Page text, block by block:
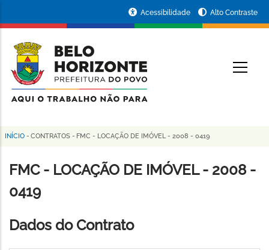
conteúdo
principal
da
Prefeitura
de
Horizonte
Acessibilidade Alto Contraste
Trilha
de
navegação
INÍCIO - CONTRATOS - FMC - LOCAÇÃO DE IMÓVEL - 2008 - 0419
FMC - LOCAÇÃO DE IMÓVEL - 2008 -
0419
Dados do Contrato